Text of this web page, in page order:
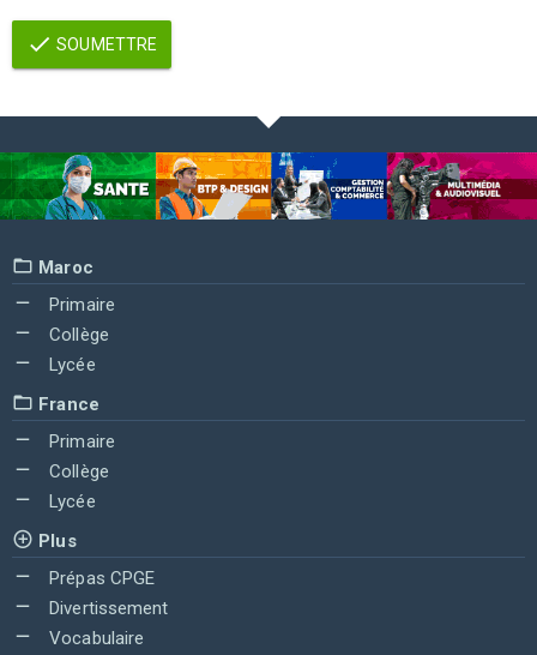
SOUMETTRE
Maroc
Primaire
Collège
Lycée
France
Primaire
Collège
Lycée
Plus
Prépas CPGE
Divertissement
Vocabulaire